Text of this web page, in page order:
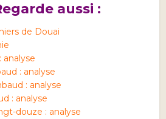
aussi :
de Douai
analyse
: analyse
: analyse
: analyse
douze : analyse